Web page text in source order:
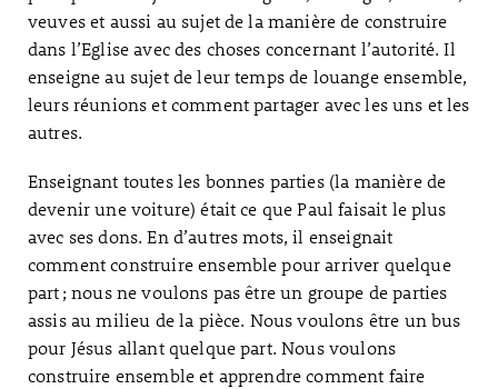
veuves et aussi au sujet de la manière de construire
dans l’Eglise avec des choses concernant l’autorité. Il
enseigne au sujet de leur temps de louange ensemble,
leurs réunions et comment partager avec les uns et les
autres.
Enseignant toutes les bonnes parties (la manière de
devenir une voiture) était ce que Paul faisait le plus
avec ses dons. En d’autres mots, il enseignait
comment construire ensemble pour arriver quelque
part ; nous ne voulons pas être un groupe de parties
assis au milieu de la pièce. Nous voulons être un bus
pour Jésus allant quelque part. Nous voulons
construire ensemble et apprendre comment faire